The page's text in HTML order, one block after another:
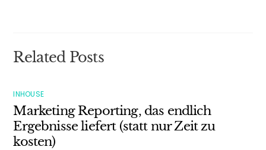
Related Posts
INHOUSE
Marketing Reporting, das endlich
Ergebnisse liefert (statt nur Zeit zu
kosten)